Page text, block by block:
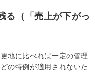
る（「売上が下がっ
地に比べれば一定の管理
の特例が適用されないた